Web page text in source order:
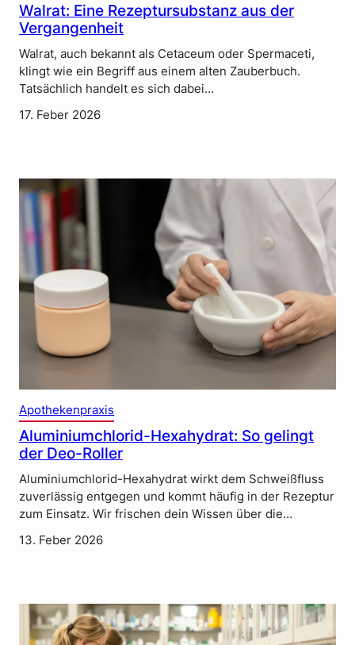
Walrat: Eine Rezeptursubstanz aus der
Vergangenheit
Walrat, auch bekannt als Cetaceum oder Spermaceti,
klingt wie ein Begriff aus einem alten Zauberbuch.
Tatsächlich handelt es sich dabei…
17. Feber 2026
Apothekenpraxis
Aluminiumchlorid-Hexahydrat: So gelingt
der Deo-Roller
Aluminiumchlorid-Hexahydrat wirkt dem Schweißfluss
zuverlässig entgegen und kommt häufig in der Rezeptur
zum Einsatz. Wir frischen dein Wissen über die…
13. Feber 2026